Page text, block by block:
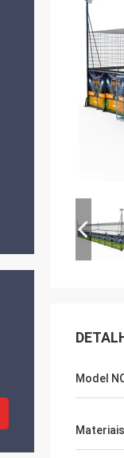
Model
Materiais